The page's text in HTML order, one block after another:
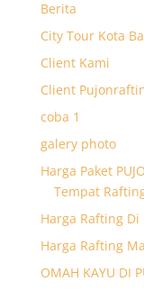
Berita
City Tour Kota
Client Kami
Client
coba 1
galery photo
Harga Paket
Tempat
Harga Rafting
Harga Rafting
OMAH KAYU DI